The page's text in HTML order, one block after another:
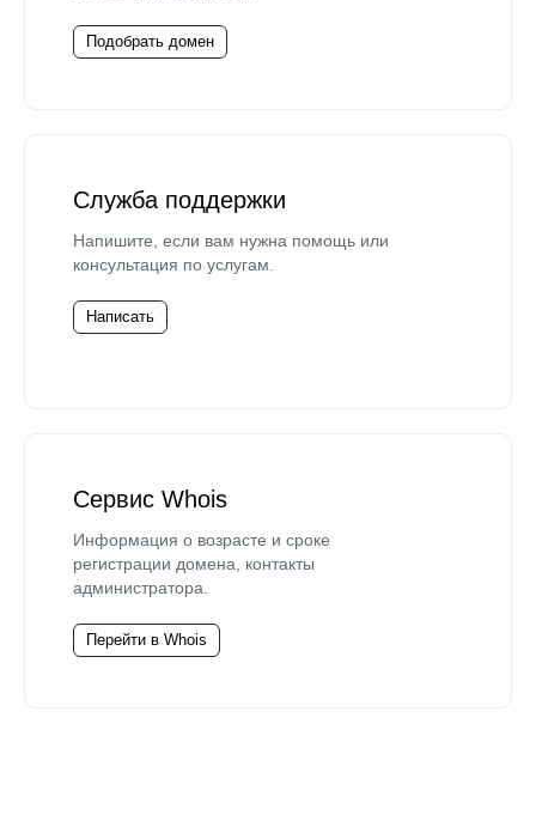
Подобрать домен
Служба поддержки
Напишите, если вам нужна помощь или
консультация по услугам.
Написать
Сервис Whois
Информация о возрасте и сроке
регистрации домена, контакты
администратора.
Перейти в Whois